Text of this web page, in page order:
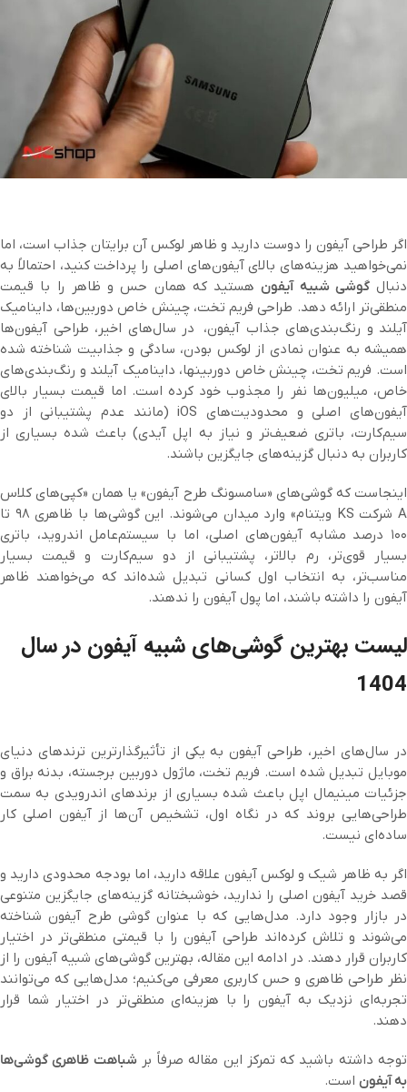
اگر طراحی آیفون را دوست دارید و ظاهر لوکس آن برایتان جذاب است، اما
نمی‌خواهید هزینه‌های بالای آیفون‌های اصلی را پرداخت کنید، احتمالاً به
دنبالگوشی شبیه آیفونهستید که همان حس و ظاهر را با قیمت
منطقی‌تر ارائه دهد. طراحی فریم تخت، چینش خاص دوربین‌ها، داینامیک
آیلند و رنگ‌بندی‌های جذاب آیفون، در سال‌های اخیر، طراحی آیفون‌ها
همیشه به عنوان نمادی از لوکس بودن، سادگی و جذابیت شناخته شده
است. فریم تخت، چینش خاص دوربینها، داینامیک آیلند و رنگ‌بندی‌های
خاص، میلیون‌ها نفر را مجذوب خود کرده است. اما قیمت بسیار بالای
آیفون‌های اصلی و محدودیت‌های iOS (مانند عدم پشتیبانی از دو
سیم‌کارت، باتری ضعیف‌تر و نیاز به اپل آیدی) باعث شده بسیاری از
کاربران به دنبال گزینه‌های جایگزین باشند.
اینجاست که گوشی‌های «سامسونگ طرح آیفون» یا همان «کپی‌های کلاس
A شرکت KS ویتنام» وارد میدان می‌شوند. این گوشی‌ها با ظاهری ۹۸ تا
۱۰۰ درصد مشابه آیفون‌های اصلی، اما با سیستم‌عامل اندروید، باتری
بسیار قوی‌تر، رم بالاتر، پشتیبانی از دو سیم‌کارت و قیمت بسیار
مناسب‌تر، به انتخاب اول کسانی تبدیل شده‌اند که می‌خواهند ظاهر
آیفون را داشته باشند، اما پول آیفون را ندهند.
لیست بهترین گوشی‌های شبیه آیفون در سال
1404
در سال‌های اخیر، طراحی آیفون به یکی از تأثیرگذارترین ترندهای دنیای
موبایل تبدیل شده است. فریم تخت، ماژول دوربین برجسته، بدنه براق و
جزئیات مینیمال اپل باعث شده بسیاری از برندهای اندرویدی به سمت
طراحی‌هایی بروند که در نگاه اول، تشخیص آن‌ها از آیفون اصلی کار
ساده‌ای نیست.
اگر به ظاهر شیک و لوکس آیفون علاقه دارید، اما بودجه محدودی دارید و
قصد خرید آیفون اصلی را ندارید، خوشبختانه گزینه‌های جایگزین متنوعی
در بازار وجود دارد. مدل‌هایی که با عنوان گوشی طرح آیفون شناخته
می‌شوند و تلاش کرده‌اند طراحی آیفون را با قیمتی منطقی‌تر در اختیار
کاربران قرار دهند. در ادامه این مقاله، بهترین گوشی‌های شبیه آیفون را از
نظر طراحی ظاهری و حس کاربری معرفی می‌کنیم؛ مدل‌هایی که می‌توانند
تجربه‌ای نزدیک به آیفون را با هزینه‌ای منطقی‌تر در اختیار شما قرار
دهند.
توجه داشته باشید که تمرکز این مقاله صرفاً بر شباهت ظاهری گوشی‌ها
به آیفون است.